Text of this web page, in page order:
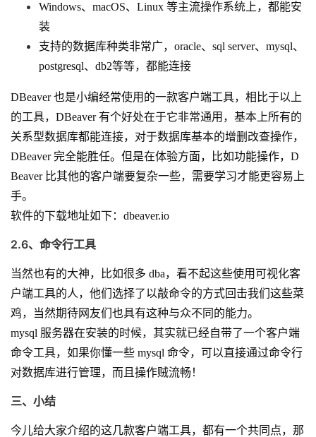
Windows、macOS、Linux 等主流操作系统上，都能安
装
支持的数据库种类非常广，oracle、sql server、mysql、
postgresql、db2等等，都能连接
DBeaver 也是小编经常使用的一款客户端工具，相比于以上
的工具，DBeaver 有个好处在于它非常通用，基本上所有的
关系型数据库都能连接，对于数据库基本的增删改查操作，
DBeaver 完全能胜任。但是在体验方面，比如功能操作，D
Beaver 比其他的客户端要复杂一些，需要学习才能更容易上
手。
软件的下载地址如下： dbeaver.io
2.6、命令行工具
当然也有的大神，比如很多 dba，看不起这些使用可视化客
户端工具的人，他们选择了以敲命令的方式回击我们这些菜
鸡，当然期待网友们也具有这种与众不同的能力。
mysql 服务器在安装的时候，其实就已经自带了一个客户端
命令工具，如果你懂一些 mysql 命令，可以直接通过命令行
对数据库进行管理，而且操作贼流畅！
三、小结
今儿给大家介绍的这几款客户端工具，都有一个共同点，那